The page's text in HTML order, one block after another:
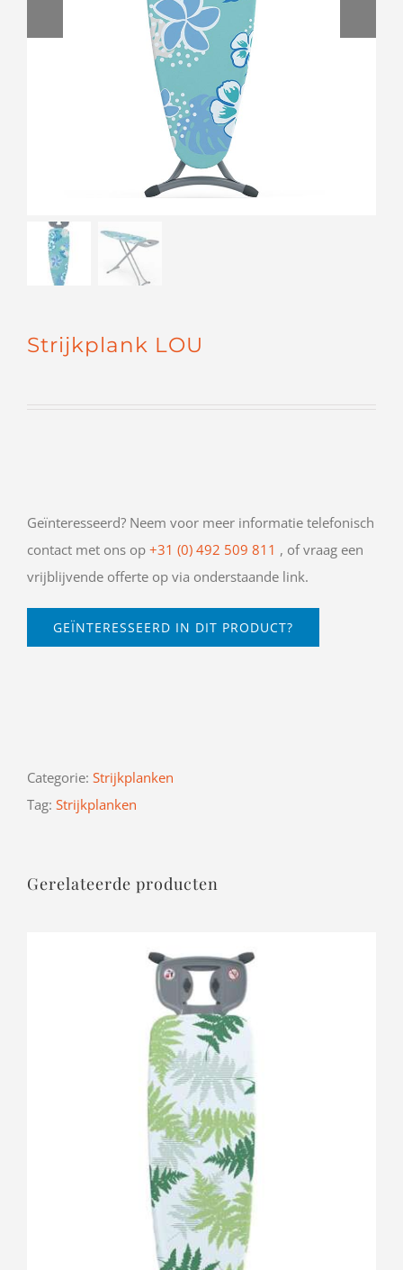
Strijkplank LOU
Geïnteresseerd? Neem voor meer informatie telefonisch
contact met ons op +31 (0) 492 509 811 , of vraag een
vrijblijvende offerte op via onderstaande link.
GEÏNTERESSEERD IN DIT PRODUCT?
Categorie: Strijkplanken
Tag: Strijkplanken
Gerelateerde producten